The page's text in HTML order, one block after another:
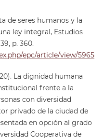
de seres humanos y la
ley integral, Estudios
p. 360.
epc/article/view/5965
La dignidad humana
frente a la
con diversidad
privado de la ciudad de
en opción al grado
Cooperativa de